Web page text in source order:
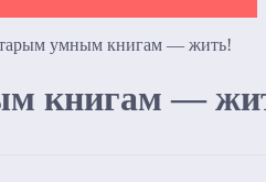
умным книгам — жить!
книгам —